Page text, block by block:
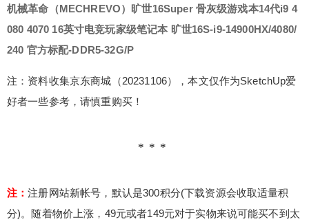
机械革命（MECHREVO）旷世16Super 骨灰级游戏本14代i9 4
080 4070 16英寸电竞玩家级笔记本 旷世16S-i9-14900HX/4080/
240 官方标配-DDR5-32G/P
注：资料收集京东商城（20231106），本文仅作为SketchUp爱
好者一些参考，请慎重购买！
注：注册网站新帐号，默认是300积分(下载资源会收取适量积
分)。随着物价上涨，49元或者149元对于实物来说可能买不到太
疑+辅导”等服务，还可下载整个网站，绝对是物超
所值。您也可以加入少校的SketchUp课程，直接晋
级为SketchUp高手！少校也非常期待您的加入哦^_